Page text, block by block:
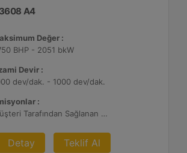
A4
Değer :
BHP - 2051 bkW
Devir :
dev/dak. - 1000 dev/dak.
:
Müşteri Tarafından Sağlanan Atık Arıtma ile NSPS Saha Uyumluluğuna Sahiptir, 0,3 g ve 0,5 g/bhp-sa. NOx
Detay Teklif Al